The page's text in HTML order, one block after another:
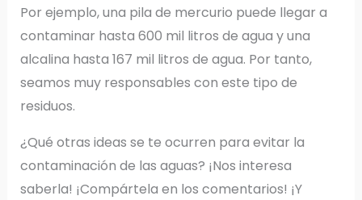
Por ejemplo, una pila de mercurio puede llegar a
contaminar hasta 600 mil litros de agua y una
alcalina hasta 167 mil litros de agua. Por tanto,
seamos muy responsables con este tipo de
residuos.
¿Qué otras ideas se te ocurren para evitar la
contaminación de las aguas? ¡Nos interesa
saberla! ¡Compártela en los comentarios! ¡Y